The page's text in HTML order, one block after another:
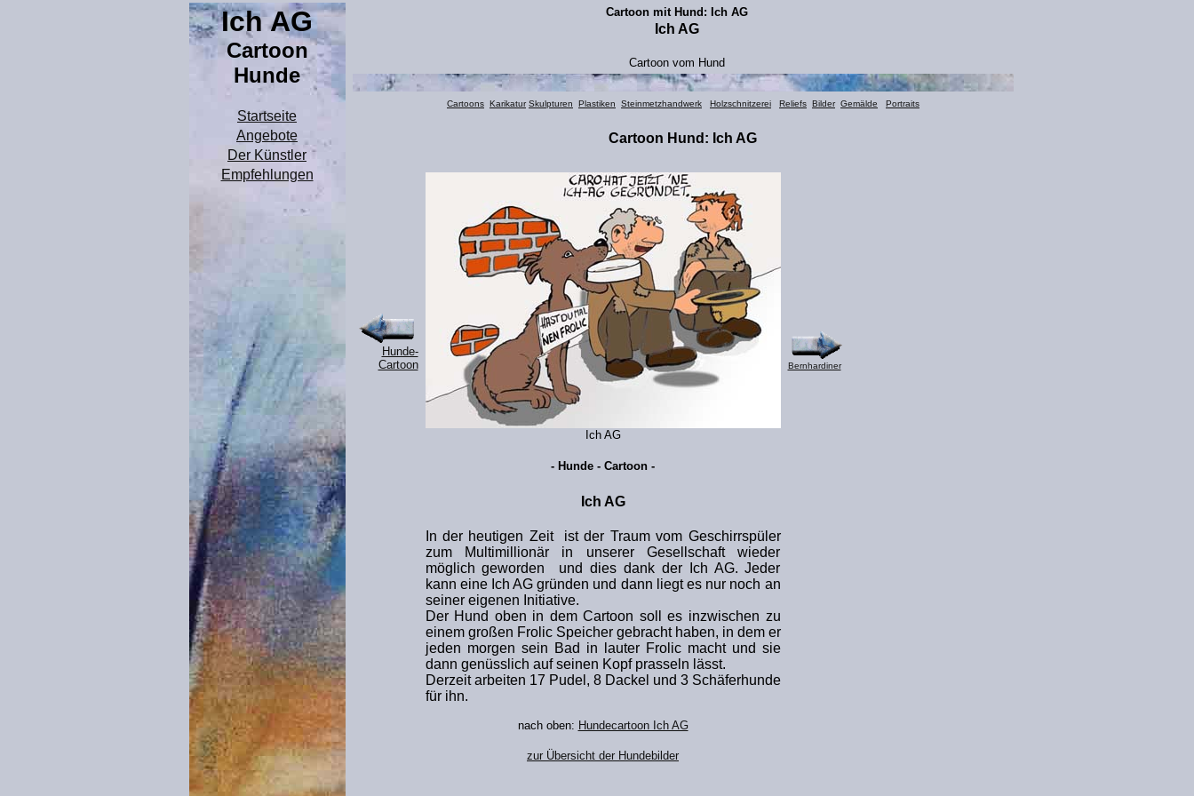
Ich AG
Cartoon
Hunde
Startseite
Angebote
Der Künstler
Empfehlungen
Cartoon mit Hund: Ich AG
Ich AG
Cartoon vom Hund
Cartoons Karikatur Skulpturen Plastiken Steinmetzhandwerk Holzschnitzerei Reliefs Bilder Gemälde Portraits
Cartoon Hund : Ich AG
Ich AG
- Hunde - Cartoon -
Hunde-
Cartoon
Bernhardiner
Ich AG
In der heutigen Zeit ist der Traum vom Geschirrspüler
zum Multimillionär in unserer Gesellschaft wieder
möglich geworden und dies dank der Ich AG. Jeder
kann eine Ich AG gründen und dann liegt es nur noch an
seiner eigenen Initiative.
Der Hund oben in dem Cartoon soll es inzwischen zu
einem großen Frolic Speicher gebracht haben, in dem er
jeden morgen sein Bad in lauter Frolic macht und sie
dann genüsslich auf seinen Kopf prasseln lässt.
Derzeit arbeiten 17 Pudel, 8 Dackel und 3 Schäferhunde
für ihn.
nach oben: Hundecartoon Ich AG
zur Übersicht der Hundebilder